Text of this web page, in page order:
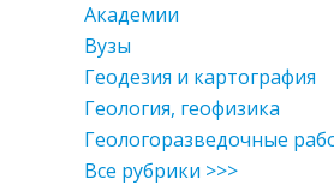
Академии
Вузы
Геодезия и картография
Геология, геофизика
Геологоразведочные
Все рубрики >>>